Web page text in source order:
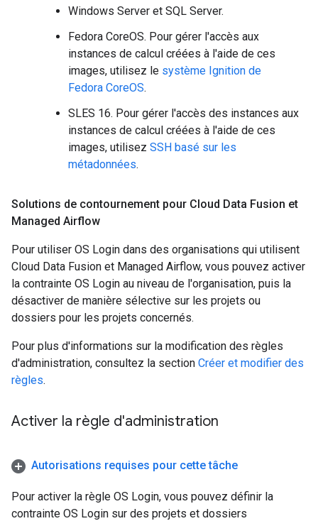
Windows Server et SQL Server.
Fedora CoreOS. Pour gérer l'accès aux
instances de calcul créées à l'aide de ces
images, utilisez le système Ignition de
Fedora CoreOS.
SLES 16. Pour gérer l'accès des instances aux
instances de calcul créées à l'aide de ces
images, utilisez SSH basé sur les
métadonnées.
Solutions de contournement pour Cloud Data Fusion et
Managed Airflow
Pour utiliser OS Login dans des organisations qui utilisent
Cloud Data Fusion et Managed Airflow, vous pouvez activer
la contrainte OS Login au niveau de l'organisation, puis la
désactiver de manière sélective sur les projets ou
dossiers pour les projets concernés.
Pour plus d'informations sur la modification des règles
d'administration, consultez la section Créer et modifier des
règles.
Activer la règle d'administration
Autorisations requises pour cette tâche
Pour activer la règle OS Login, vous pouvez définir la
contrainte OS Login sur des projets et dossiers